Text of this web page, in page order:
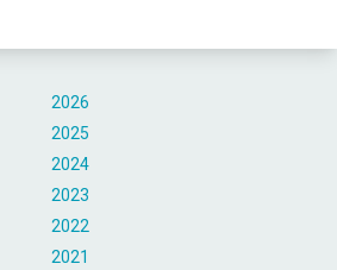
2026
2025
2024
2023
2022
2021